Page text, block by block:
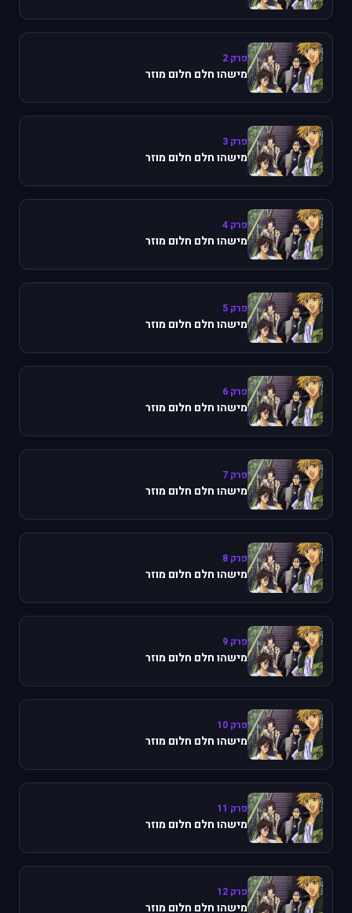
פרק 2
מישהו חלם חלום מוזר
פרק 3
מישהו חלם חלום מוזר
פרק 4
מישהו חלם חלום מוזר
פרק 5
מישהו חלם חלום מוזר
פרק 6
מישהו חלם חלום מוזר
פרק 7
מישהו חלם חלום מוזר
פרק 8
מישהו חלם חלום מוזר
פרק 9
מישהו חלם חלום מוזר
פרק 10
מישהו חלם חלום מוזר
פרק 11
מישהו חלם חלום מוזר
פרק 12
מישהו חלם חלום מוזר